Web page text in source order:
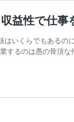
益性で仕事
いくらでもある
するのは愚の骨頂